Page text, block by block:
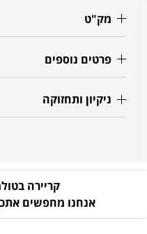
מק"ט
פרטים נוספים
ניקיון ותחזוקה
קריירה
אנחנו מחפשים